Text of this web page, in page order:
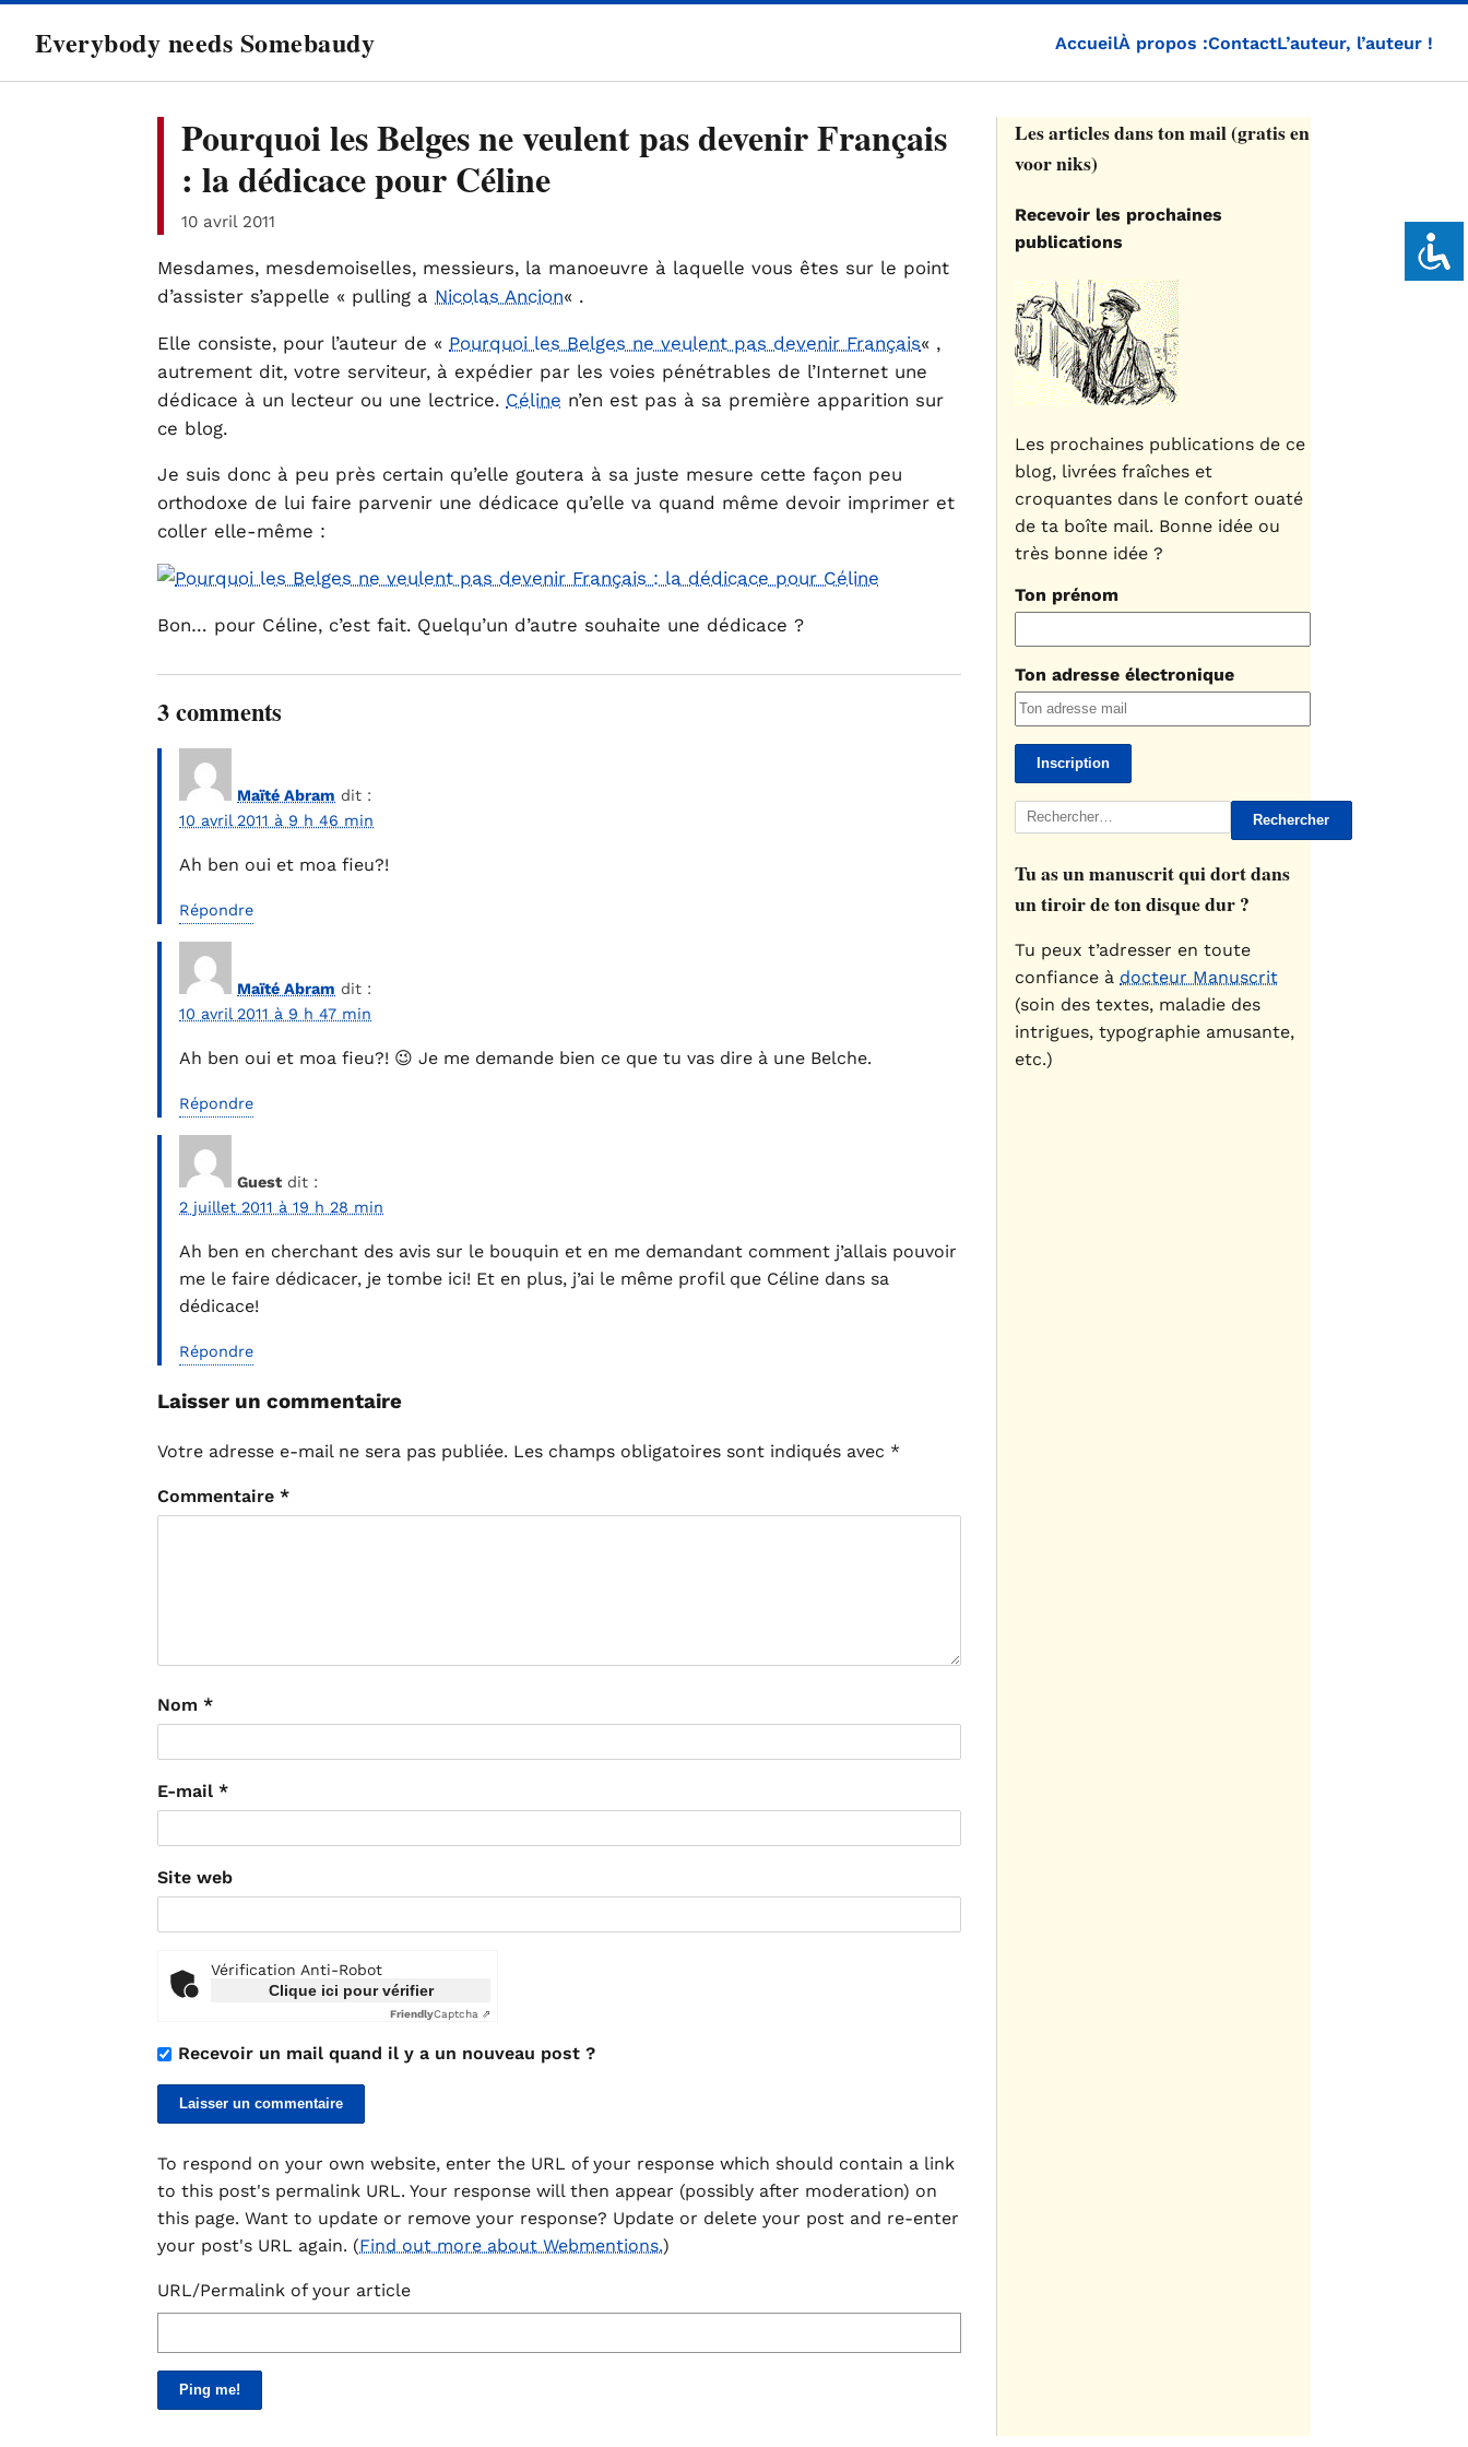
Everybody needs Somebaudy AccueilÀ propos :ContactL’auteur, l’auteur !
Pourquoi les Belges ne veulent pas devenir Français
: la dédicace pour Céline
10 avril 2011
Mesdames, mesdemoiselles, messieurs, la manoeuvre à laquelle vous êtes sur le point
d’assister s’appelle « pulling a Nicolas Ancion« .
Elle consiste, pour l’auteur de « Pourquoi les Belges ne veulent pas devenir Français« ,
autrement dit, votre serviteur, à expédier par les voies pénétrables de l’Internet une
dédicace à un lecteur ou une lectrice. Céline n’en est pas à sa première apparition sur
ce blog.
Je suis donc à peu près certain qu’elle goutera à sa juste mesure cette façon peu
orthodoxe de lui faire parvenir une dédicace qu’elle va quand même devoir imprimer et
coller elle-même :
Bon… pour Céline, c’est fait. Quelqu’un d’autre souhaite une dédicace ?
3 comments
Maïté Abram dit :
10 avril 2011 à 9 h 46 min
Ah ben oui et moa fieu?!
Répondre
Maïté Abram dit :
10 avril 2011 à 9 h 47 min
Ah ben oui et moa fieu?! 😉 Je me demande bien ce que tu vas dire à une Belche.
Répondre
Guest dit :
2 juillet 2011 à 19 h 28 min
Ah ben en cherchant des avis sur le bouquin et en me demandant comment j’allais pouvoir
me le faire dédicacer, je tombe ici! Et en plus, j’ai le même profil que Céline dans sa
dédicace!
Répondre
Laisser un commentaire
Votre adresse e-mail ne sera pas publiée. Les champs obligatoires sont indiqués avec *
Commentaire *
Nom *
E-mail *
Site web
Vérification Anti-Robot
Clique ici pour vérifier
FriendlyCaptcha ⇗
Recevoir un mail quand il y a un nouveau post ?
To respond on your own website, enter the URL of your response which should contain a link
to this post's permalink URL. Your response will then appear (possibly after moderation) on
this page. Want to update or remove your response? Update or delete your post and re-enter
your post's URL again. (Find out more about Webmentions.)
URL/Permalink of your article
Les articles dans ton mail (gratis en
voor niks)
Recevoir les prochaines
publications
Les prochaines publications de ce
blog, livrées fraîches et
croquantes dans le confort ouaté
de ta boîte mail. Bonne idée ou
très bonne idée ?
Ton prénom
Ton adresse électronique
Rechercher :
Tu as un manuscrit qui dort dans
un tiroir de ton disque dur ?
Tu peux t’adresser en toute
confiance à docteur Manuscrit
(soin des textes, maladie des
intrigues, typographie amusante,
etc.)